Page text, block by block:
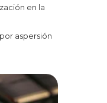
en la
aspersión